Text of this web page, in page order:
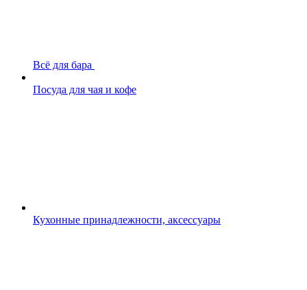
Всё для бара
Посуда для чая и кофе
Кухонные принадлежности, аксессуары